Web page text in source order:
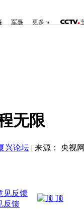
军事 更多
无限
兴论坛 | 来源： 央视
反馈
顶